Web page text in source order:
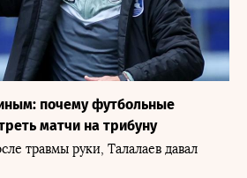
почему футбольные
матчи на трибуну
травмы руки, Талалаев давал